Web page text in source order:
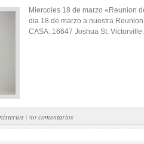
Miercoles 18 de marzo «Reunion
dia 18 de marzo a nuestra
CASA: 16647 Joshua St.
| no comentarios